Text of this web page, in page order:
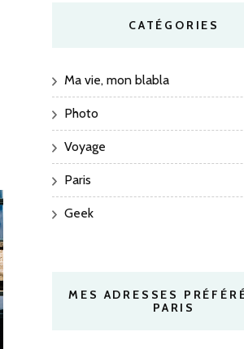
CATÉGORIES
Ma vie, mon blabla
Photo
Voyage
Paris
Geek
MES ADRESSES
PARIS